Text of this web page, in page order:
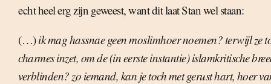
echt heel erg zijn geweest, want dit laat Stan wel staan:
(…)ik mag hassnae geen moslimhoer noemen? terwijl ze
charmes inzet, om de (in eerste instantie) islamkritische
verblinden? zo iemand, kan je toch met gerust hart, hoer